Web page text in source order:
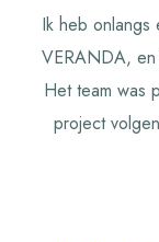
Ik heb onlangs
VERANDA,
Het team was
project